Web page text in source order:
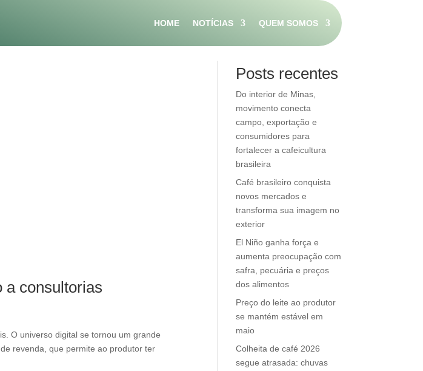
HOME NOTÍCIAS QUEM SOMOS
a consultorias
O universo digital se tornou um grande
revenda, que permite ao produtor ter
Posts recentes
Do interior de Minas,
movimento conecta
campo, exportação e
consumidores para
fortalecer a cafeicultura
brasileira
Café brasileiro conquista
novos mercados e
transforma sua imagem no
exterior
El Niño ganha força e
aumenta preocupação com
safra, pecuária e preços
dos alimentos
Preço do leite ao produtor
se mantém estável em
maio
Colheita de café 2026
segue atrasada: chuvas